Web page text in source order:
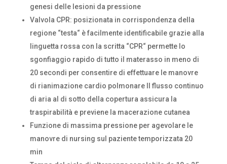
genesi delle lesioni da pressione
Valvola CPR: posizionata in corrispondenza della
regione “testa“ è facilmente identificabile grazie alla
linguetta rossa con la scritta “CPR“ permette lo
sgonfiaggio rapido di tutto il materasso in meno di
20 secondi per consentire di effettuare le manovre
di rianimazione cardio polmonare Il flusso continuo
di aria al di sotto della copertura assicura la
traspirabilità e previene la macerazione cutanea
Funzione di massima pressione per agevolare le
manovre di nursing sul paziente temporizzata 20
min